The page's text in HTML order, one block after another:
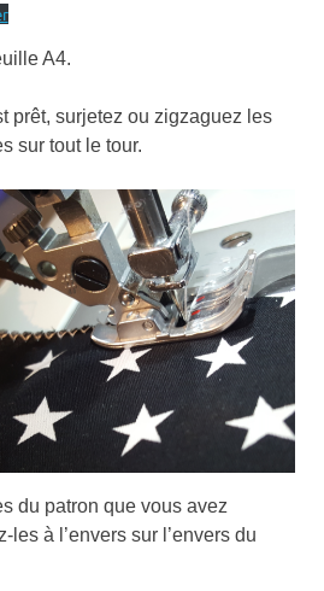
A4.
prêt, surjetez ou zigzaguez les
sur tout le tour.
du patron que vous avez
les à l’envers sur l’envers du